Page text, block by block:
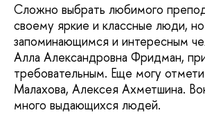
Сложно выбрать любимого
своему яркие и классные люди,
запоминающимся и интересным
Алла Александровна Фридман,
требовательным. Еще могу
Малахова, Алексея Ахметшина.
много выдающихся людей.